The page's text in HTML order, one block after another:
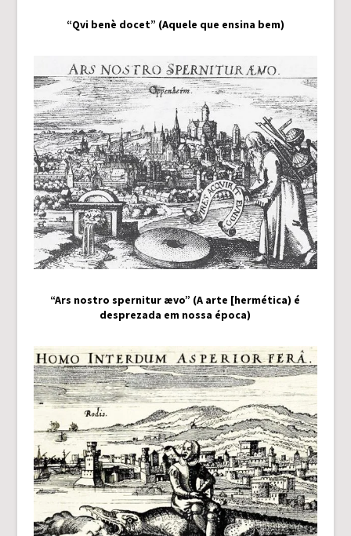
“Qvi benè docet” (Aquele que ensina bem)
“Ars nostro spernitur ævo” (A arte [hermética) é
desprezada em nossa época)